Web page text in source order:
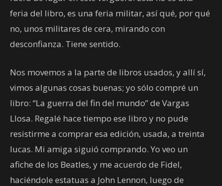
feria del libro, es una feria militar, así qué, por qué
no, unos militares de cera, mirando con
desconfianza. Tiene sentido.
Nos movemos a la parte de libros usados, y allí sí,
vimos algunas cosas buenas; yo sólo compré un
libro: “La guerra del fin del mundo” de Vargas
Llosa. Regalé hace tiempo ese libro y no pude
resistirme a comprar esa edición, usada, a treinta
lucas. Mi amiga siguió comprando. Yo veo un
afiche de los Beatles, y me acuerdo de Fidel,
haciéndole estatuas a John Lennon, luego de